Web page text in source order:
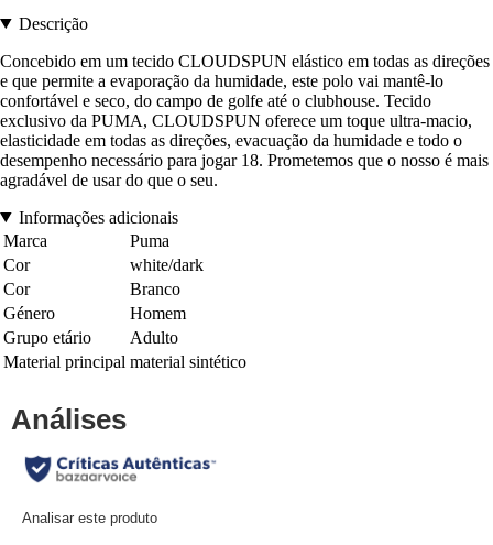
Descrição
Concebido em um tecido CLOUDSPUN elástico em todas as direções
e que permite a evaporação da humidade, este polo vai mantê-lo
confortável e seco, do campo de golfe até o clubhouse. Tecido
exclusivo da PUMA, CLOUDSPUN oferece um toque ultra-macio,
elasticidade em todas as direções, evacuação da humidade e todo o
desempenho necessário para jogar 18. Prometemos que o nosso é mais
agradável de usar do que o seu.
Informações adicionais
Marca
Puma
Cor
white/dark
Cor
Branco
Género
Homem
Grupo etário
Adulto
Material principal material sintético